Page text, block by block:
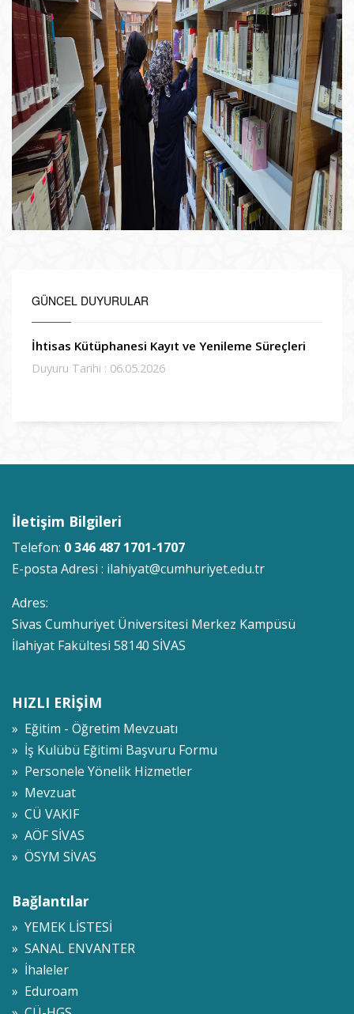
GÜNCEL DUYURULAR
İhtisas Kütüphanesi Kayıt ve Yenileme Süreçleri
Duyuru Tarihi : 06.05.2026
İletişim Bilgileri
Telefon: 0 346 487 1701-1707
E-posta Adresi : ilahiyat@cumhuriyet.edu.tr
Adres:
Sivas Cumhuriyet Üniversitesi Merkez Kampüsü
İlahiyat Fakültesi 58140 SİVAS
HIZLI ERİŞİM
» Eğitim - Öğretim Mevzuatı
» İş Kulübü Eğitimi Başvuru Formu
» Personele Yönelik Hizmetler
» Mevzuat
» CÜ VAKIF
» AÖF SİVAS
» ÖSYM SİVAS
Bağlantılar
» YEMEK LİSTESİ
» SANAL ENVANTER
» İhaleler
» Eduroam